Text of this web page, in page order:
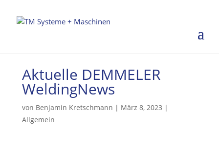
Aktuelle DEMMELER
WeldingNews
von Benjamin Kretschmann | März 8, 2023 |
Allgemein